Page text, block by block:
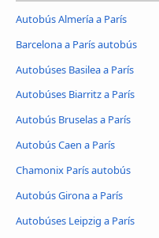
Autobús Almería a París
Barcelona a París autobús
Autobúses Basilea a París
Autobúses Biarritz a París
Autobús Bruselas a París
Autobús Caen a París
Chamonix París autobús
Autobús Girona a París
Autobúses Leipzig a París